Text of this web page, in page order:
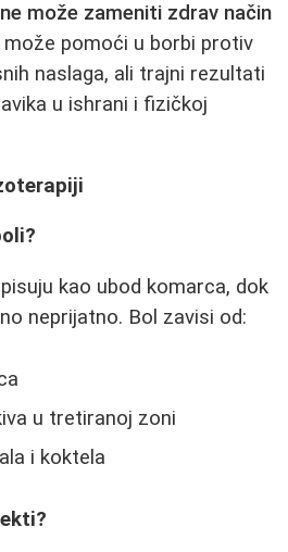
može zameniti zdrav način
pomoći u borbi protiv
naslaga, ali trajni rezultati
u ishrani i fizičkoj
kao ubod komarca, dok
neprijatno. Bol zavisi od:
u tretiranoj zoni
i koktela